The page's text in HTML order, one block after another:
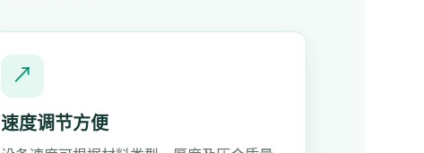
↗
速度调节方便